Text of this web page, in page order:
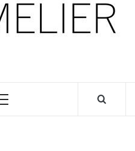
Primäres